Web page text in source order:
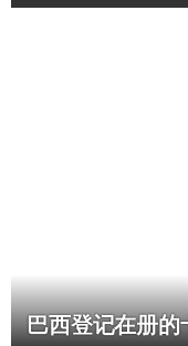
巴西登记在册的